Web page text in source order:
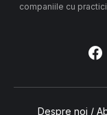
companiile cu
Despre noi /